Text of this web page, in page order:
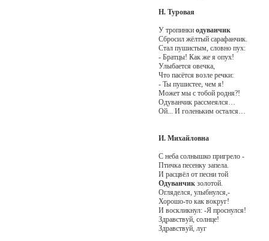
Н. Туровая
У тропинки одуванчик
Сбросил жёлтый сарафанчик.
Стал пушистым, словно пух:
- Братцы! Как же я опух!
Улыбается овечка,
Что пасётся возле речки:
- Ты пушистее, чем я!
Может мы с тобой родня?!
Одуванчик рассмеялся…
Ой... И голеньким остался…
И. Михайловна
С неба солнышко пригрело -
Птичка песенку запела.
И расцвёл от песни той
Одуванчикзолотой.
Огляделся, улыбнулся,-
Хорошо-то как вокруг!
И воскликнул: -Я проснулся!
Здравствуй, солнце!
Здравствуй, луг